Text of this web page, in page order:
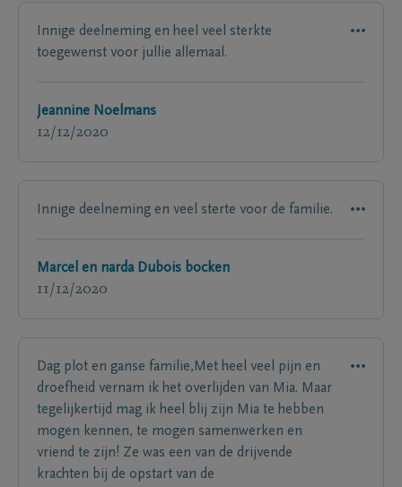
Innige deelneming en heel veel sterkte
toegewenst voor jullie allemaal.
Jeannine Noelmans
12/12/2020
Innige deelneming en veel sterte voor de familie.
Marcel en narda Dubois bocken
11/12/2020
Dag plot en ganse familie,Met heel veel pijn en
droefheid vernam ik het overlijden van Mia. Maar
tegelijkertijd mag ik heel blij zijn Mia te hebben
mogen kennen, te mogen samenwerken en
vriend te zijn! Ze was een van de drijvende
krachten bij de opstart van de